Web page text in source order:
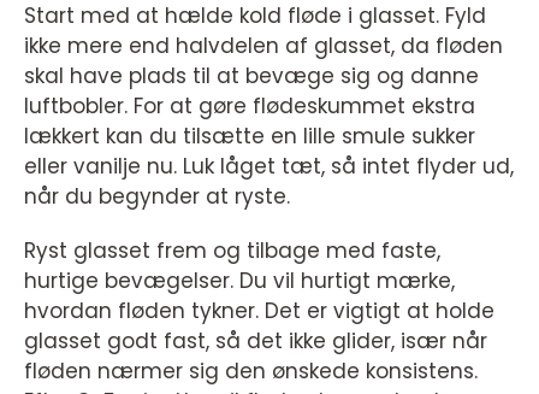
Start med at hælde kold fløde i glasset. Fyld
ikke mere end halvdelen af glasset, da fløden
skal have plads til at bevæge sig og danne
luftbobler. For at gøre flødeskummet ekstra
lækkert kan du tilsætte en lille smule sukker
eller vanilje nu. Luk låget tæt, så intet flyder ud,
når du begynder at ryste.
Ryst glasset frem og tilbage med faste,
hurtige bevægelser. Du vil hurtigt mærke,
hvordan fløden tykner. Det er vigtigt at holde
glasset godt fast, så det ikke glider, især når
fløden nærmer sig den ønskede konsistens.